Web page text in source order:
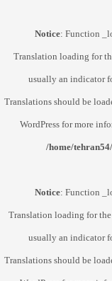
Notice: Function
Translation loading for
usually an indicator
Translations should be
WordPress for more
/home/
Notice: Function
Translation loading for the
usually an indicator
Translations should be